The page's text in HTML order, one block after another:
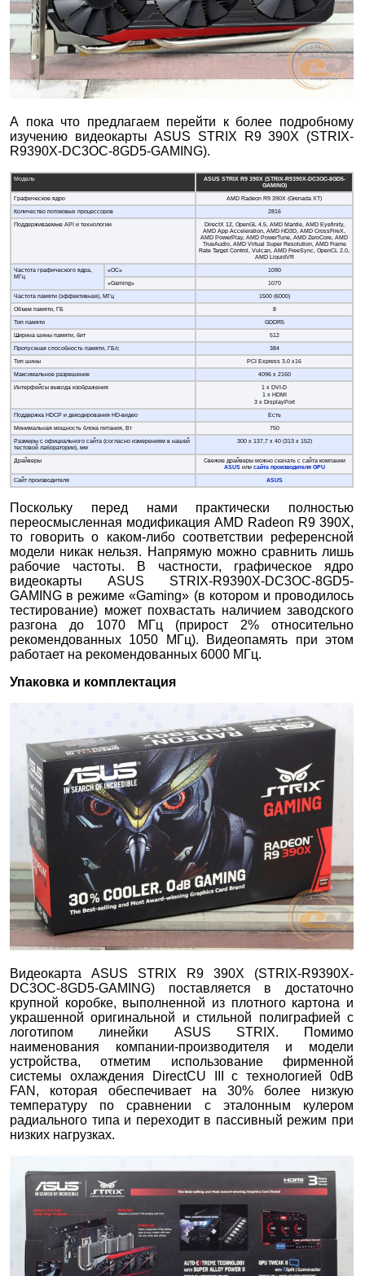
А пока что предлагаем перейти к более подробному
изучению видеокарты ASUS STRIX R9 390X (STRIX-
R9390X-DC3OC-8GD5-GAMING).
Модель
ASUS STRIX R9 390X (STRIX-R9390X-DC3OC-8GD5-
GAMING)
Графическое ядро
AMD Radeon R9 390X (Grenada XT)
Количество потоковых процессоров
2816
Поддерживаемые API и технологии
DirectX 12, OpenGL 4.5, AMD Mantle, AMD Eyefinity,
AMD App Acceleration, AMD HD3D, AMD CrossFireX,
AMD PowerPlay, AMD PowerTune, AMD ZeroCore, AMD
TrueAudio, AMD Virtual Super Resolution, AMD Frame
Rate Target Control, Vulcan, AMD FreeSync, OpenCL 2.0,
AMD LiquidVR
Частота графического ядра,
МГц
«OC»
1090
«Gaming»
1070
Частота памяти (эффективная), МГц
1500 (6000)
Объем памяти, ГБ
8
Тип памяти
GDDR5
Ширина шины памяти, бит
512
Пропускная способность памяти, ГБ/с
384
Тип шины
PCI Express 3.0 x16
Максимальное разрешение
4096 x 2160
Интерфейсы вывода изображения
1 х DVI-D
1 х HDMI
3 х DisplayPort
Поддержка HDCP и декодирования HD-видео
Есть
Минимальная мощность блока питания, Вт
750
Размеры с официального сайта (согласно измерениям в нашей
тестовой лаборатории), мм
300 x 137,7 x 40 (313 х 152)
Драйверы
Свежие драйверы можно скачать с сайта компании
ASUSили сайта производителя GPU
Сайт производителя
ASUS
Поскольку перед нами практически полностью
переосмысленная модификация AMD Radeon R9 390X,
то говорить о каком-либо соответствии референсной
модели никак нельзя. Напрямую можно сравнить лишь
рабочие частоты. В частности, графическое ядро
видеокарты ASUS STRIX-R9390X-DC3OC-8GD5-
GAMING в режиме «Gaming» (в котором и проводилось
тестирование) может похвастать наличием заводского
разгона до 1070 МГц (прирост 2% относительно
рекомендованных 1050 МГц). Видеопамять при этом
работает на рекомендованных 6000 МГц.
Упаковка и комплектация
Видеокарта ASUS STRIX R9 390X (STRIX-R9390X-
DC3OC-8GD5-GAMING) поставляется в достаточно
крупной коробке, выполненной из плотного картона и
украшенной оригинальной и стильной полиграфией с
логотипом линейки ASUS STRIX. Помимо
наименования компании-производителя и модели
устройства, отметим использование фирменной
системы охлаждения DirectCU III c технологией 0dB
FAN, которая обеспечивает на 30% более низкую
температуру по сравнении с эталонным кулером
радиального типа и переходит в пассивный режим при
низких нагрузках.